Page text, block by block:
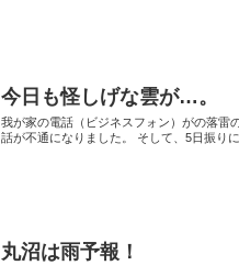
今日も怪しげな雲が…。
我が家の電話（ビジネスフォン）がの落雷
話が不通になりました。 そして、5日振り
丸沼は雨予報！